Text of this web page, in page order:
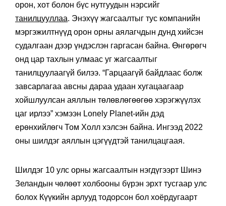
орон, хот болон бүс нутгуудын нэрсийг
танилцууллаа. Энэхүү жагсаалтыг тус компанийн
мэргэжилтнүүд орон орны аялагчдын дунд хийсэн
судалгаан дээр үндэслэн гаргасан байна. Өнгөрөгч
онд цар тахлын улмаас уг жагсаалтыг
танилцуулаагүй билээ. “Гарцаагүй байдлаас болж
завсарлагаа авсны дараа удаан хугацаагаар
хойшлуулсан аяллын төлөвлөгөөгөө хэрэгжүүлэх
цаг ирлээ” хэмээн Lonely Planet-ийн дэд
ерөнхийлөгч Том Холл хэлсэн байна. Ингээд 2022
оны шилдэг аяллын цэгүүдтэй танилцацгаая.
Шилдэг 10 улс орны жагсаалтын нэгдүгээрт Шинэ
Зеландын чөлөөт холбооны бүрэн эрхт тусгаар улс
болох Күүкийн арлууд тодорсон бол хоёрдугаарт